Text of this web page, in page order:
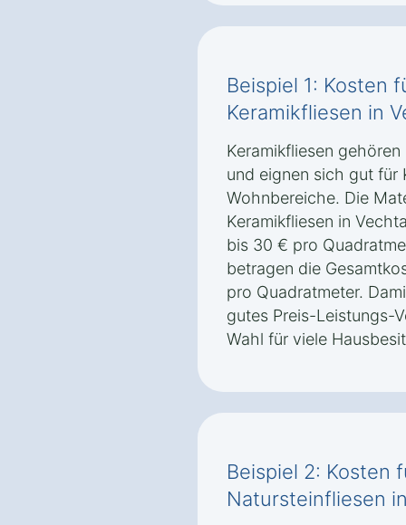
Beispiel 1: Kosten
Keramikfliesen in
Keramikfliesen
und eignen sich gut für
Wohnbereiche. Die
Keramikfliesen in
bis 30 € pro
betragen die
pro Quadratmeter.
gutes Preis-Leistungs-
Wahl für viele
Beispiel 2: Kosten
Natursteinfliesen